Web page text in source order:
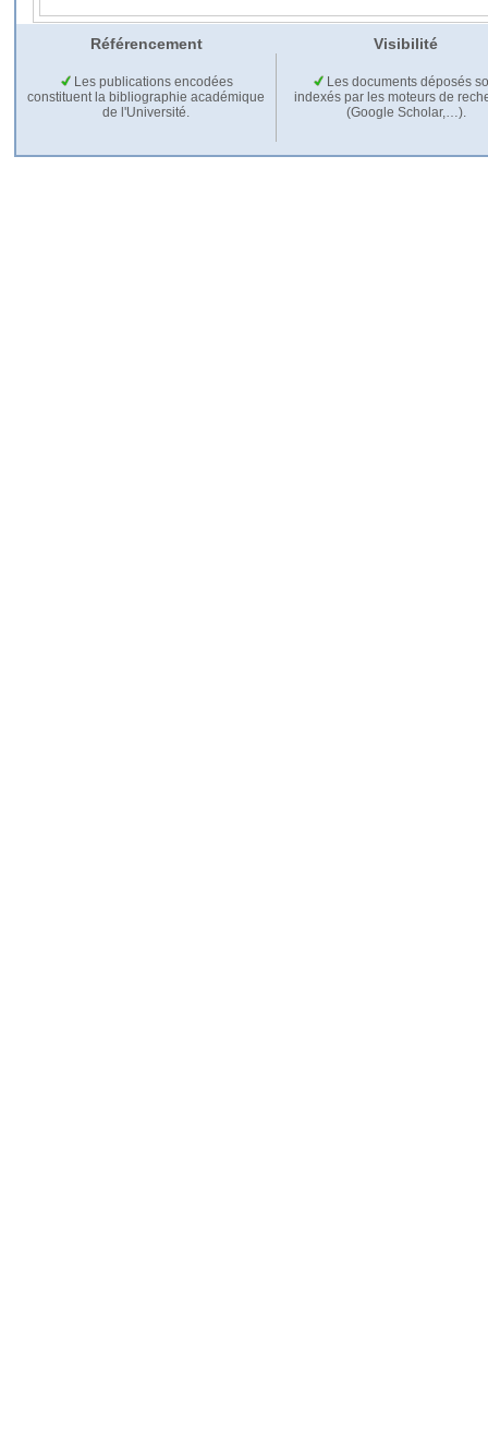
Référencement Visibilité
Les publications encodées
constituent la bibliographie académique
de l'Université.
Les documents déposés
indexés par les moteurs de
(Google Scholar,…).